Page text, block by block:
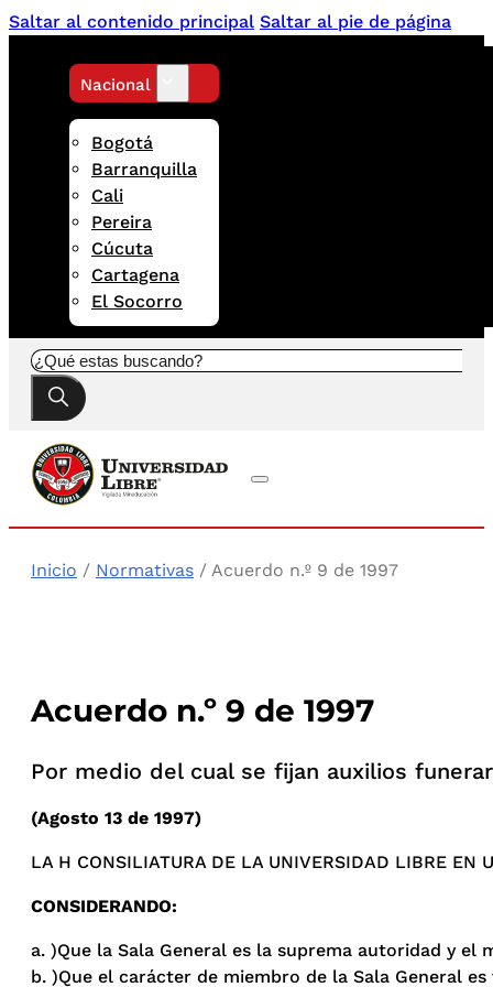
Saltar al contenido principal Saltar al pie de página
Nacional
Bogotá
Barranquilla
Cali
Pereira
Cúcuta
Cartagena
El Socorro
Buscar
Inicio / Normativas / Acuerdo n.º 9 de 1997
Acuerdo n.º 9 de 1997
Por medio del cual se fijan auxilios
(Agosto 13 de 1997)
LA H CONSILIATURA DE LA UNIVERSIDAD LIBRE EN
CONSIDERANDO:
a. )Que la Sala General es la suprema autoridad y
b. )Que el carácter de miembro de la Sala General